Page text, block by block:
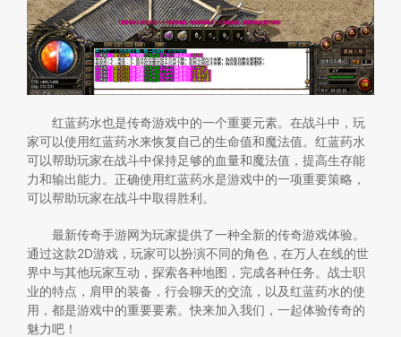
红蓝药水也是传奇游戏中的一个重要元素。在战斗中，玩
家可以使用红蓝药水来恢复自己的生命值和魔法值。红蓝药水
可以帮助玩家在战斗中保持足够的血量和魔法值，提高生存能
力和输出能力。正确使用红蓝药水是游戏中的一项重要策略，
可以帮助玩家在战斗中取得胜利。
最新传奇手游网为玩家提供了一种全新的传奇游戏体验。
通过这款2D游戏，玩家可以扮演不同的角色，在万人在线的世
界中与其他玩家互动，探索各种地图，完成各种任务。战士职
业的特点，肩甲的装备，行会聊天的交流，以及红蓝药水的使
用，都是游戏中的重要要素。快来加入我们，一起体验传奇的
魅力吧！